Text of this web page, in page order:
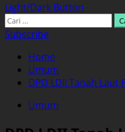
Light/Dark Button
Cari
untuk:
Subscribe
Home
Umum
DPD LDII Tanah
Umum